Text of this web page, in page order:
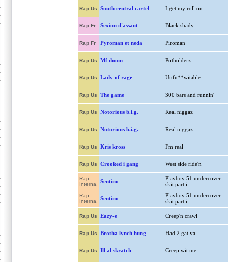
Rap Us South central cartel I get my roll on
Rap Fr Sexion d'assaut Black shady
Rap Fr Pyroman et neda Piroman
Rap Us Mf doom Potholderz
Rap Us Lady of rage Unfu**witable
Rap Us The game 300 bars and runnin'
Rap Us Notorious b.i.g. Real niggaz
Rap Us Notorious b.i.g. Real niggaz
Rap Us Kris kross I'm real
Rap Us Crooked i gang West side ride'n
Rap
Interna.
Sentino
Playboy 51 undercover
skit part i
Rap
Interna.
Sentino
Playboy 51 undercover
skit part ii
Rap Us Eazy-e Creep'n crawl
Rap Us Brotha lynch hung Had 2 gat ya
Rap Us Ill al skratch Creep wit me